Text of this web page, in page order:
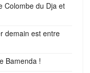
Colombe du Dja et
demain est entre
Bamenda !